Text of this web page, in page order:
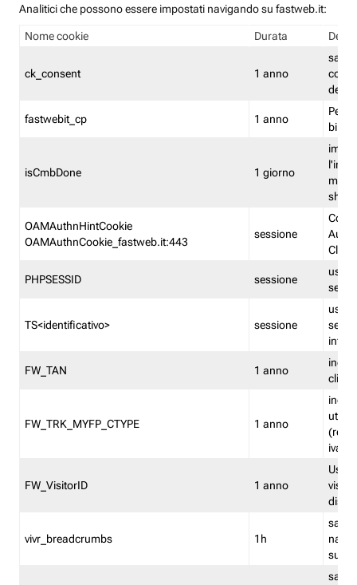
Analitici che possono essere impostati navigando su fastweb.it:
Nome cookie Durata
ck_consent 1 anno
salva
dei
fastwebit_cp 1 anno
isCmbDone 1 giorno
shp
OAMAuthnHintCookie
OAMAuthnCookie_fastweb.it:443
sessione
PHPSESSID sessione
TS<identificativo> sessione
FW_TAN 1 anno
FW_TRK_MYFP_CTYPE 1 anno
iva/
FW_VisitorID 1 anno
vivr_breadcrumbs 1h
salva
su
salva